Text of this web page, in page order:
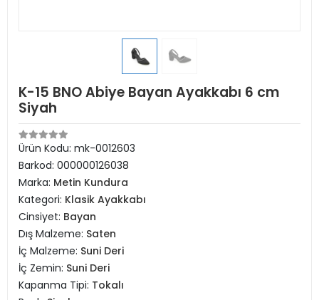
K-15 BNO Abiye Bayan Ayakkabı 6 cm
Siyah
Ürün Kodu: mk-0012603
Barkod: 000000126038
Marka: Metin Kundura
Kategori: Klasik Ayakkabı
Cinsiyet: Bayan
Dış Malzeme: Saten
İç Malzeme: Suni Deri
İç Zemin: Suni Deri
Kapanma Tipi: Tokalı